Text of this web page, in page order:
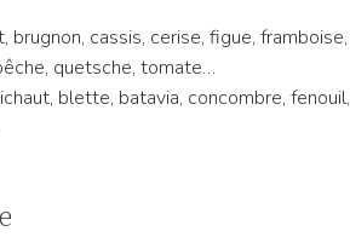
brugnon, cassis, cerise, figue,
quetsche, tomate…
blette, batavia, concombre,